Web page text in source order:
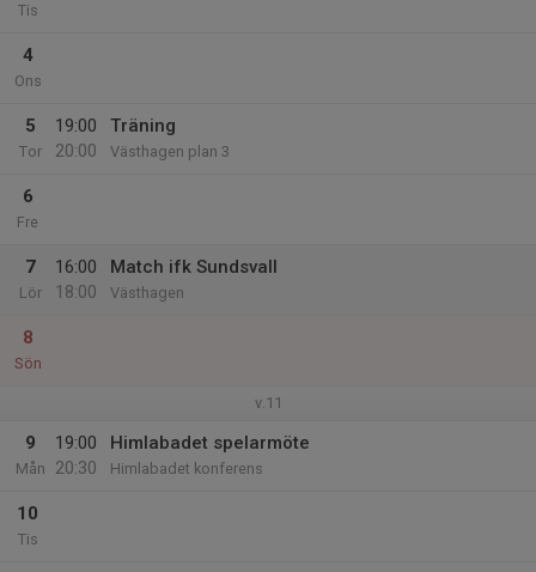
Tis
4
Ons
5
Tor
19:00
20:00
Träning
Västhagen plan 3
6
Fre
7
Lör
16:00
18:00
Match ifk Sundsvall
Västhagen
8
Sön
v.11
9
Mån
19:00
20:30
Himlabadet spelarmöte
Himlabadet konferens
10
Tis